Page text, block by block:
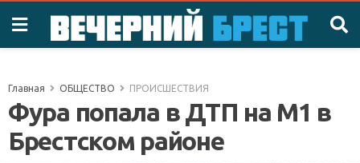
Главная ОБЩЕСТВО ПРОИСШЕСТВИЯ
Фура попала в ДТП на М1 в
Брестском районе